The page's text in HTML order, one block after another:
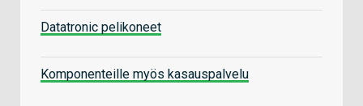
Datatronic pelikoneet
Komponenteille myös kasauspalvelu